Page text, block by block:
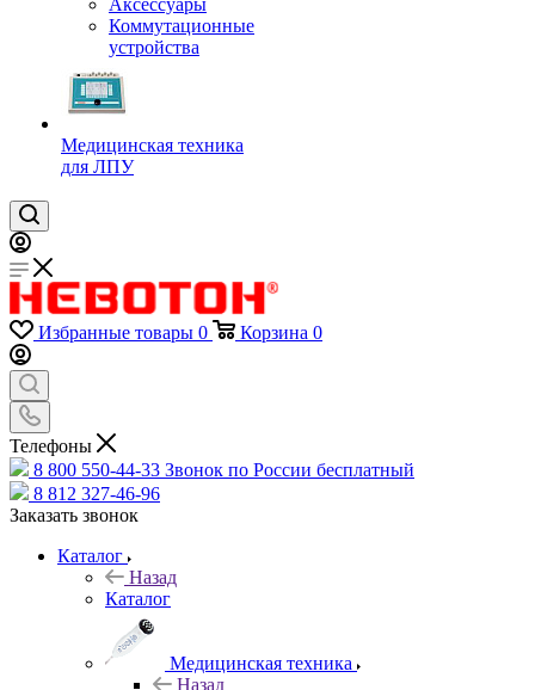
Аксессуары
Коммутационные
устройства
Медицинская техника
для ЛПУ
Избранные товары 0 Корзина 0
Телефоны
8 800 550-44-33 Звонок по России бесплатный
8 812 327-46-96
Заказать звонок
Каталог
Назад
Каталог
Медицинская техника
Назад